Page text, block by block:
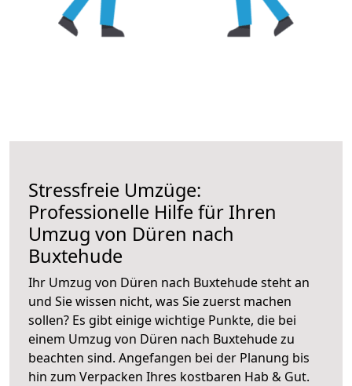
Stressfreie Umzüge:
Professionelle Hilfe für Ihren
Umzug von Düren nach
Buxtehude
Ihr Umzug von Düren nach Buxtehude steht an
und Sie wissen nicht, was Sie zuerst machen
sollen? Es gibt einige wichtige Punkte, die bei
einem Umzug von Düren nach Buxtehude zu
beachten sind. Angefangen bei der Planung bis
hin zum Verpacken Ihres kostbaren Hab & Gut.